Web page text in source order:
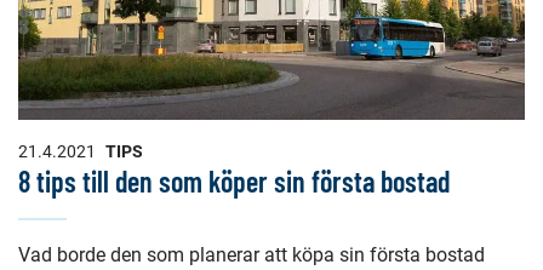
21.4.2021 TIPS
8 tips till den som köper sin första bostad
Vad borde den som planerar att köpa sin första bostad